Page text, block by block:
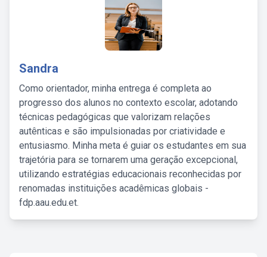
Sandra
Como orientador, minha entrega é completa ao
progresso dos alunos no contexto escolar, adotando
técnicas pedagógicas que valorizam relações
autênticas e são impulsionadas por criatividade e
entusiasmo. Minha meta é guiar os estudantes em sua
trajetória para se tornarem uma geração excepcional,
utilizando estratégias educacionais reconhecidas por
renomadas instituições acadêmicas globais -
fdp.aau.edu.et.